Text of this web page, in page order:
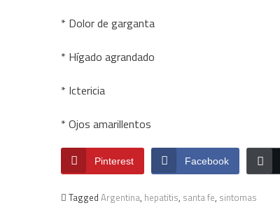
* Dolor de garganta
* Hígado agrandado
* Ictericia
* Ojos amarillentos
Pinterest Facebook
Tagged Argentina, hepatitis, santa fe, sintomas